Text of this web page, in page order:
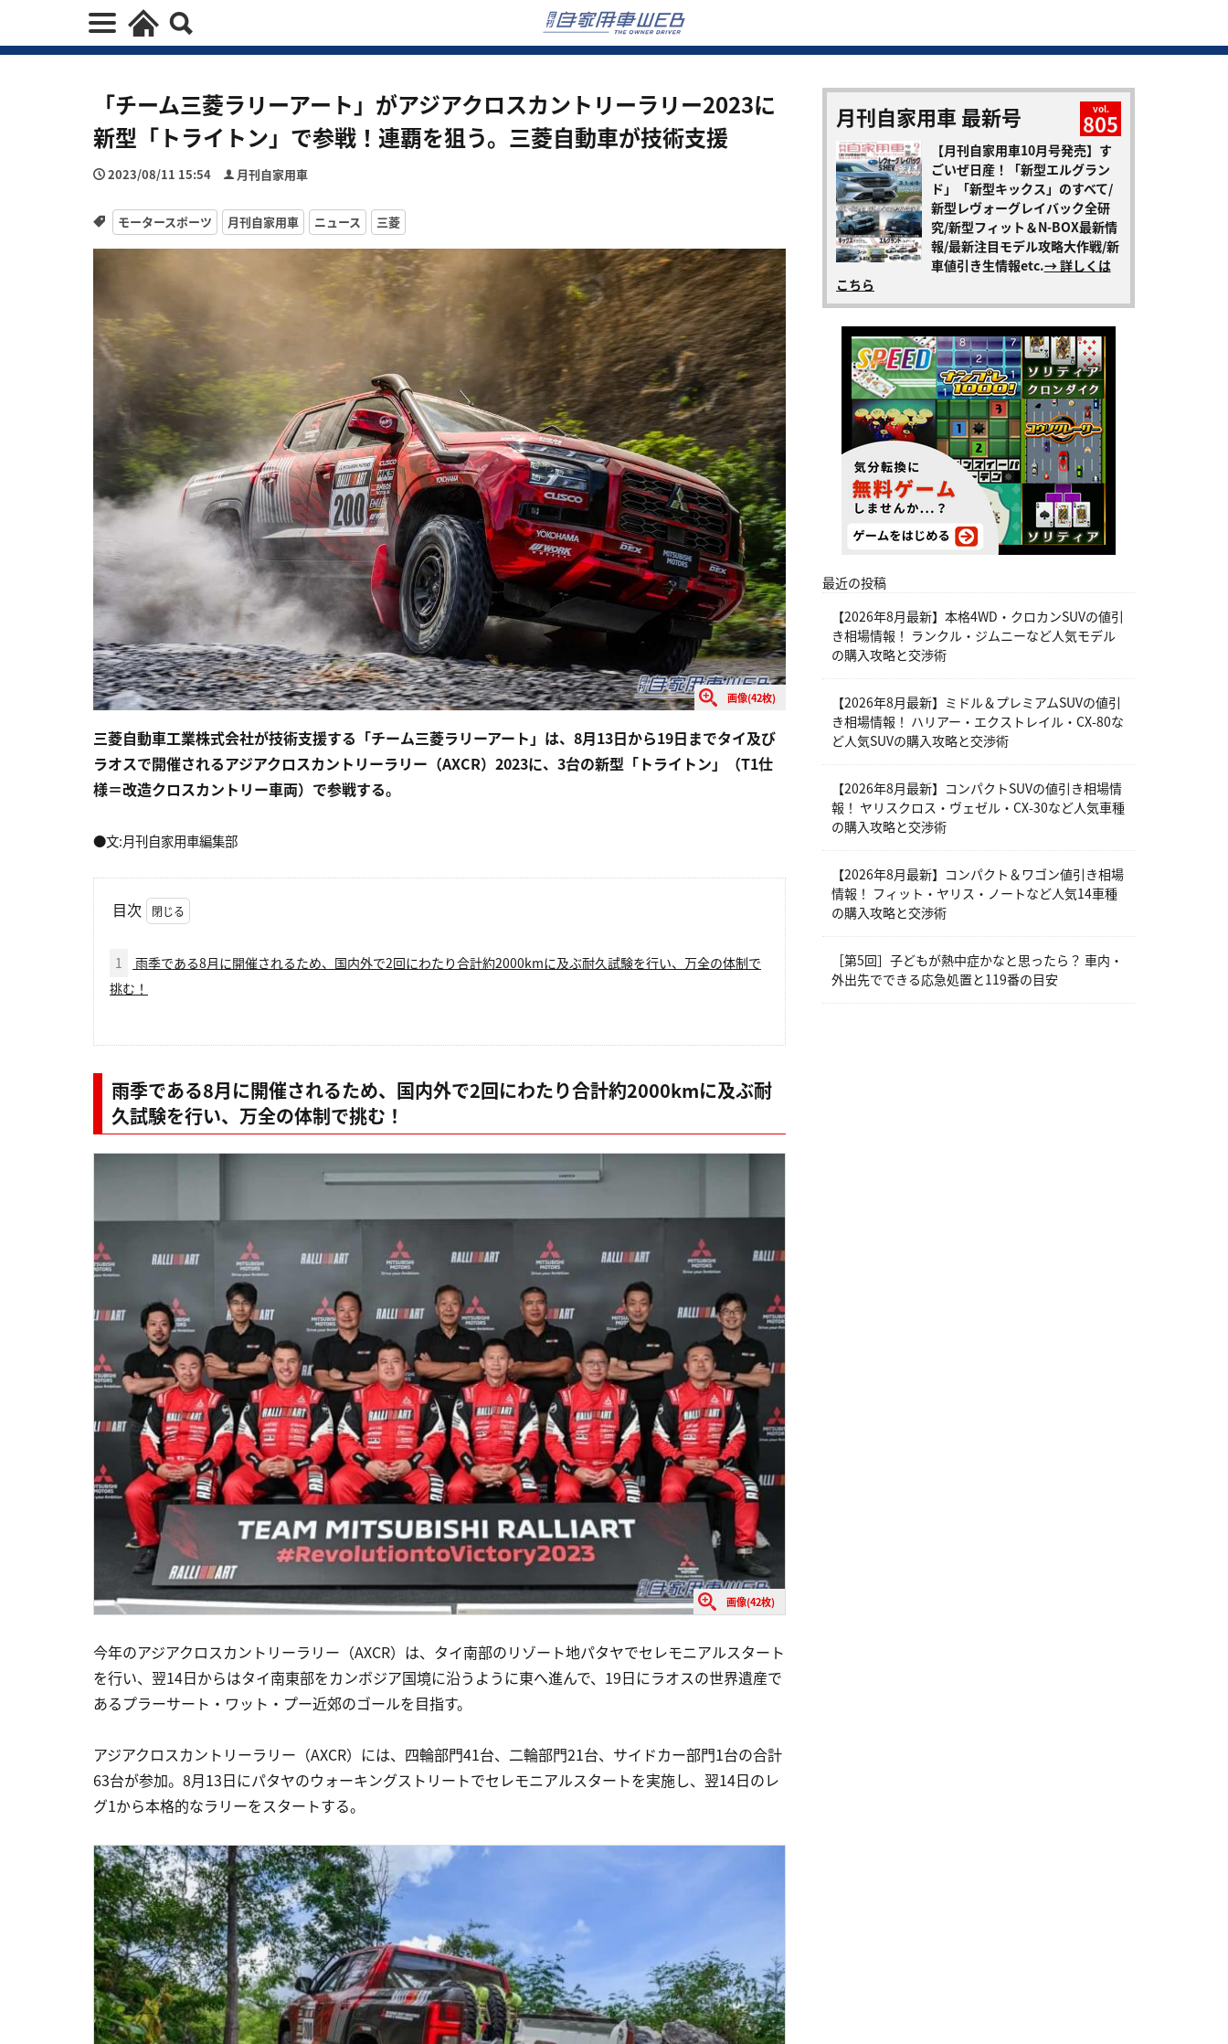
「チーム三菱ラリーアート」がアジアクロスカントリーラリー2023に
新型「トライトン」で参戦！連覇を狙う。三菱自動車が技術支援
2023/08/11 15:54 月刊自家用車
モータースポーツ 月刊自家用車 ニュース 三菱
画像(42枚)
三菱自動車工業株式会社が技術支援する「チーム三菱ラリーアート」は、8月13日から19日までタイ及び
ラオスで開催されるアジアクロスカントリーラリー（AXCR）2023に、3台の新型「トライトン」（T1仕
様＝改造クロスカントリー車両）で参戦する。
●文:月刊自家用車編集部
目次
1
雨季である8月に開催されるため、国内外で2回にわたり合計約2000kmに及ぶ耐久試験を行い、万全の体制で
挑む！
雨季である8月に開催されるため、国内外で2回にわたり合計約2000kmに及ぶ耐
久試験を行い、万全の体制で挑む！
画像(42枚)
今年のアジアクロスカントリーラリー（AXCR）は、タイ南部のリゾート地パタヤでセレモニアルスタート
を行い、翌14日からはタイ南東部をカンボジア国境に沿うように東へ進んで、19日にラオスの世界遺産で
あるプラーサート・ワット・プー近郊のゴールを目指す。
アジアクロスカントリーラリー（AXCR）には、四輪部門41台、二輪部門21台、サイドカー部門1台の合計
63台が参加。8月13日にパタヤのウォーキングストリートでセレモニアルスタートを実施し、翌14日のレ
グ1から本格的なラリーをスタートする。
月刊自家用車 最新号 vol.
805
【月刊自家用車10月号発売】す
ごいぜ日産！「新型エルグラン
ド」「新型キックス」のすべて/
新型レヴォーグレイバック全研
究/新型フィット＆N-BOX最新情
報/最新注目モデル攻略大作戦/新
車値引き生情報etc.→ 詳しくは
こちら
最近の投稿
【2026年8月最新】本格4WD・クロカンSUVの値引
き相場情報！ ランクル・ジムニーなど人気モデル
の購入攻略と交渉術
【2026年8月最新】ミドル＆プレミアムSUVの値引
き相場情報！ ハリアー・エクストレイル・CX-80な
ど人気SUVの購入攻略と交渉術
【2026年8月最新】コンパクトSUVの値引き相場情
報！ ヤリスクロス・ヴェゼル・CX-30など人気車種
の購入攻略と交渉術
【2026年8月最新】コンパクト＆ワゴン値引き相場
情報！ フィット・ヤリス・ノートなど人気14車種
の購入攻略と交渉術
［第5回］子どもが熱中症かなと思ったら？ 車内・
外出先でできる応急処置と119番の目安